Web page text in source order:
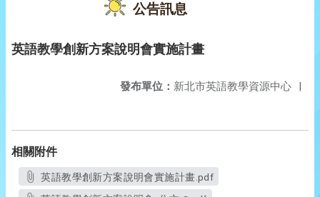
公告訊息
英語教學創新方案說明會實施計畫
發布單位： 新北市英語教學資源中心 |
相關附件
英語教學創新方案說明會實施計畫.pdf